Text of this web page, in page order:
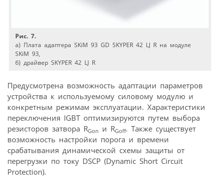
Рис. 7.
а) Плата адаптера SKiM 93 GD SKYPER 42 LJ R на модуле
SKiM 93,
б) драйвер SKYPER 42 LJ R
Предусмотрена возможность адаптации параметров
устройства к используемому силовому модулю и
конкретным режимам эксплуатации. Характеристики
переключения IGBT оптимизируются путем выбора
резисторов затвора RGon и RGoff. Также существует
возможность настройки порога и времени
срабатывания динамической схемы защиты от
перегрузки по току DSCP (Dynamic Short Circuit
Protection).